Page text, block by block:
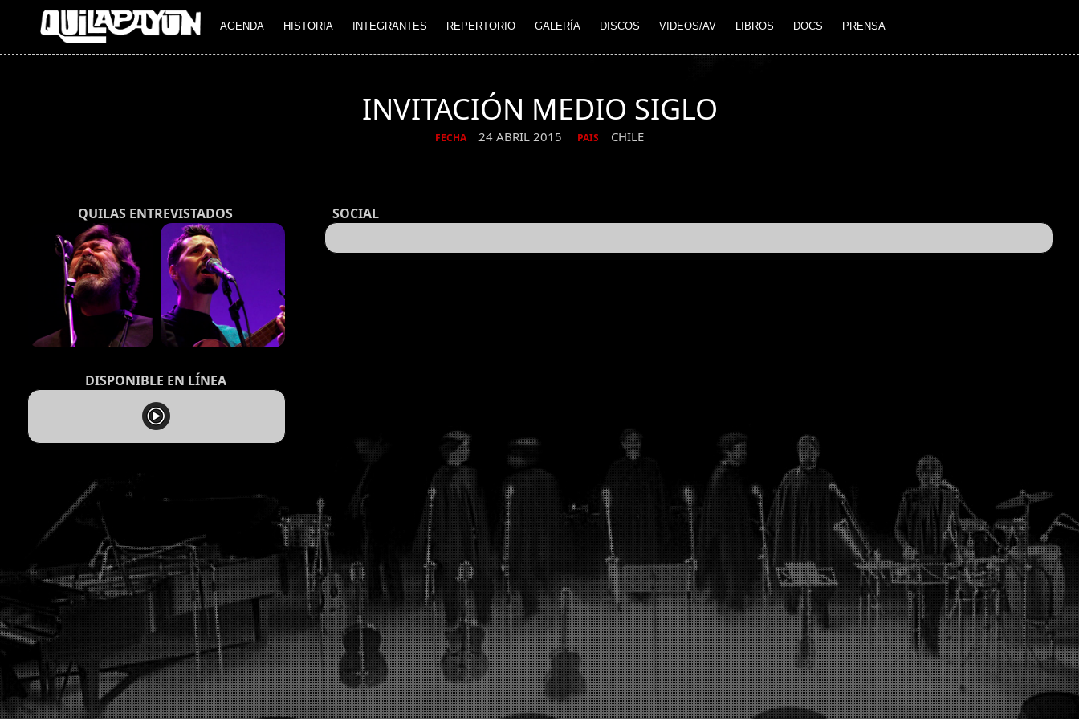
AGENDA HISTORIA INTEGRANTES REPERTORIO GALERÍA DISCOS VIDEOS/AV LIBROS DOCS PRENSA
INVITACIÓN MEDIO SIGLO
FECHA 24 ABRIL 2015 PAIS CHILE
QUILAS ENTREVISTADOS
DISPONIBLE EN LÍNEA
SOCIAL